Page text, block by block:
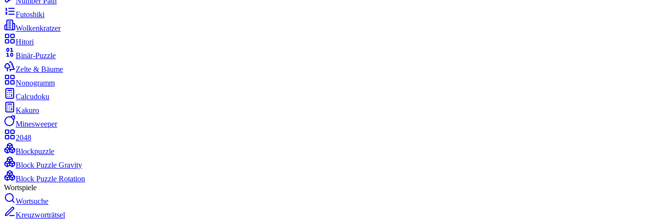
Futoshiki
Wolkenkratzer
Hitori
Binär-Puzzle
Zelte & Bäume
Nonogramm
Calcudoku
Kakuro
Minesweeper
2048
Blockpuzzle
Block Puzzle Gravity
Block Puzzle Rotation
Wortspiele
Wortsuche
Kreuzworträtsel